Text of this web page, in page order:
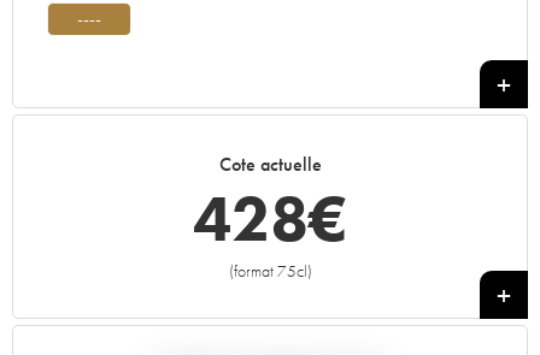
----
Cote actuelle
428€
(format 75cl)
+